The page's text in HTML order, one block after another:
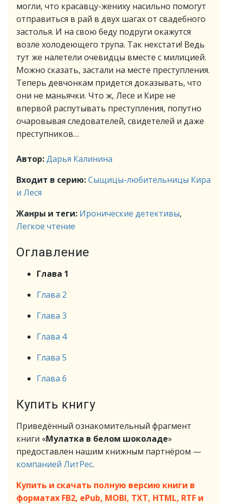
могли, что красавцу-жениху насильно помогут
отправиться в рай в двух шагах от свадебного
застолья. И на свою беду подруги окажутся
возле холодеющего трупа. Так некстати! Ведь
тут же налетели очевидцы вместе с милицией.
Можно сказать, застали на месте преступления.
Теперь девчонкам придется доказывать, что
они не маньячки. Что ж, Лесе и Кире не
впервой распутывать преступления, попутно
очаровывая следователей, свидетелей и даже
преступников…
Автор:Дарья Калинина
Входит в серию:Сыщицы-любительницы Кира
и Леся
Жанры и теги: Иронические детективы,
Легкое чтение
Оглавление
Глава 1
Глава 2
Глава 3
Глава 4
Глава 5
Глава 6
Купить книгу
Приведённый ознакомительный фрагмент
книги «Мулатка в белом шоколаде»
предоставлен нашим книжным партнёром —
компанией ЛитРес.
Купить и скачать полную версию книги в
форматах FB2, ePub, MOBI, TXT, HTML, RTF и